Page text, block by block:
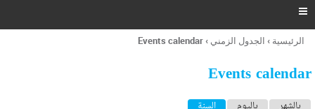
ر
ل
ح

أنت
هنا
الرئيسية › الجدول الزمني ›
Events calendar
Events calendar